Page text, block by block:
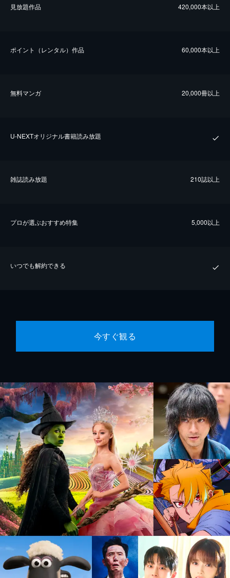
⾒放題作品 420,000本以上
ポイント（レンタル）作品 60,000本以上
無料マンガ 20,000冊以上
U-NEXTオリジナル書籍読み放題
雑誌読み放題 210誌以上
プロが選ぶおすすめ特集 5,000以上
いつでも解約できる
今すぐ観る